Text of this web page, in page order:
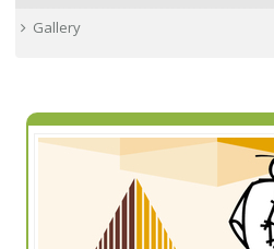
Gallery